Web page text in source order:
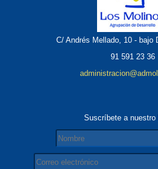
C/ Andrés Mellado, 10 - bajo
91 591 23 36
Suscríbete a nuestro